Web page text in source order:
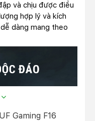
và chịu được điều
hợp lý và kích
dàng mang theo
Gaming F16